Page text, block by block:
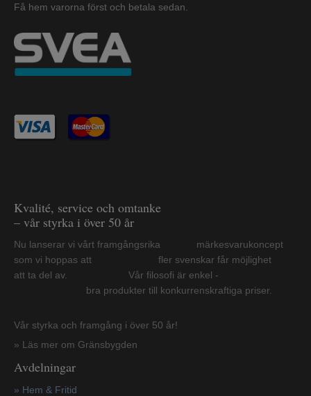
Få hem varorna först och betala sedan.
Kvalité, service och omtanke
– vår styrka i över 50 år
Nu lanserar vi vårt framgångsrika märkesvarukoncept
som vi hoppas att fler svenskar får möjlighet
att ta del av. Vår filosofi är enkel -
bra produkter till konkurrenskraftiga priser.
Vår styrka och framgång i över 50 år!
» Läs mer om Gränsbygden
Avdelningar
» Hem & Fritid